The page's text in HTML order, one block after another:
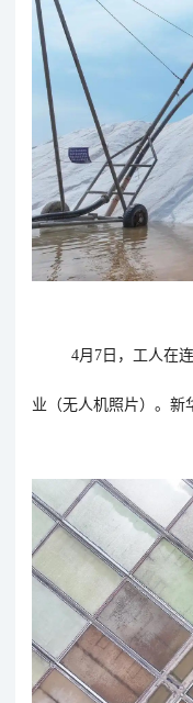
4月7日，工人在
业（无人机照片）。新